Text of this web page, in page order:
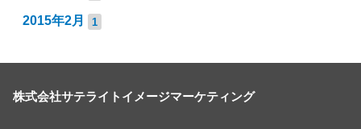
2015年2月 1
株式会社サテライトイメージマーケティング